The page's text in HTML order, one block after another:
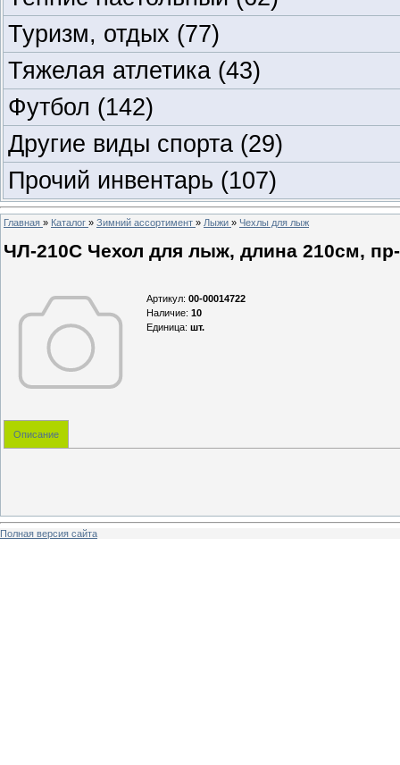
Туризм, отдых (77)
Тяжелая атлетика (43)
Футбол (142)
Другие виды спорта (29)
Прочий инвентарь (107)
Главная » Каталог » Зимний ассортимент » Лыжи » Чехлы для лыж
ЧЛ-210С Чехол для лыж, длина 210см,
Артикул: 00-00014722
Наличие: 10
Единица: шт.
Описание
Полная версия сайта